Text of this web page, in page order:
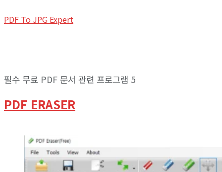
PDF To JPG Expert
필수 무료 PDF 문서 관련 프로그램 5
PDF ERASER